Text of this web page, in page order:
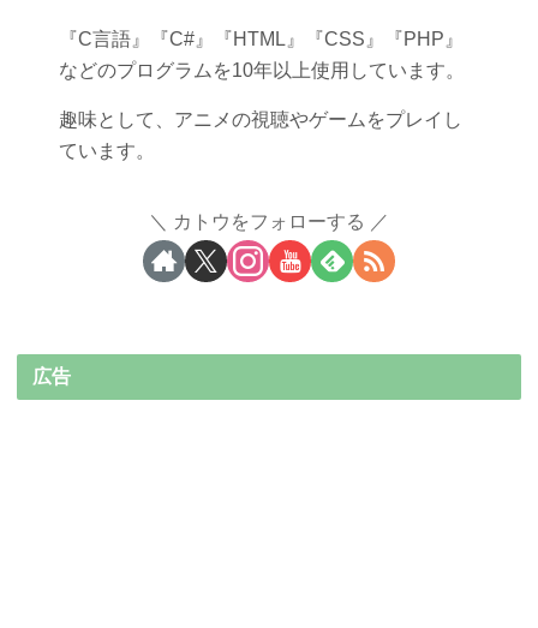
『C言語』『C#』『HTML』『CSS』『PHP』
などのプログラムを10年以上使用しています。
趣味として、アニメの視聴やゲームをプレイし
ています。
カトウをフォローする
広告